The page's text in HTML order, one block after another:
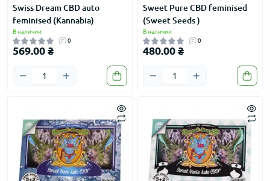
Swiss Dream CBD auto
feminised (Kannabia)
В наличии
0
569.00 ₴
Sweet Pure CBD feminised
(Sweet Seeds )
В наличии
0
480.00 ₴